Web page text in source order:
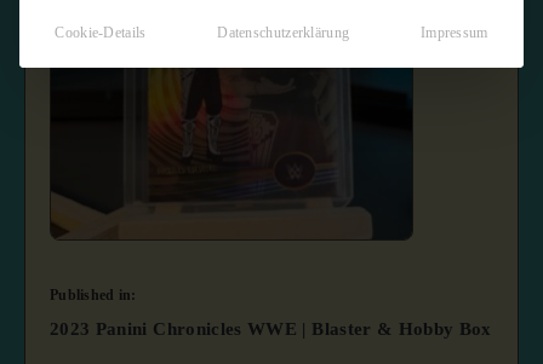
Published in:
2023 Panini Chronicles WWE | Blaster & Hobby Box
Cookie-Details Datenschutzerklärung Impressum